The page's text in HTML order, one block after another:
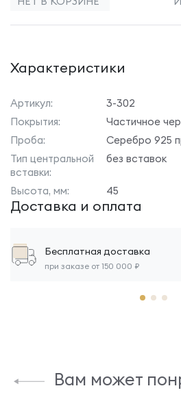
Характеристики
Артикул:
3-302
Покрытия:
Частичное
Проба:
Серебро 925
Тип центральной
вставки:
без вставок
Высота, мм: 45
Доставка и оплата
Бесплатная доставка
при заказе от 150 000 ₽
Вам может